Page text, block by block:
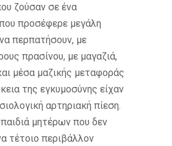
ζούσαν σε ένα
προσέφερε μεγάλη
περπατήσουν, με
πρασίνου, με μαγαζιά,
μέσα μαζικής μεταφοράς
της εγκυμοσύνης είχαν
αρτηριακή πίεση.
μητέρων που δεν
τέτοιο περιβάλλον